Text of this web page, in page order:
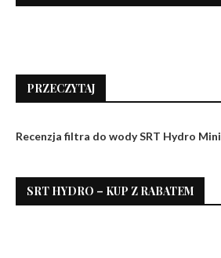
PRZECZYTAJ
Recenzja filtra do wody SRT Hydro Mini
SRT HYDRO – KUP Z RABATEM